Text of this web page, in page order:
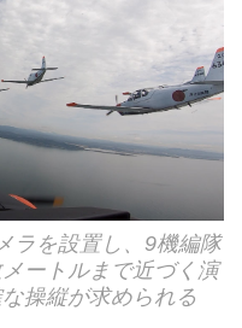
ラを設置し、9機編隊
ートルまで近づく演
操縦が求められる